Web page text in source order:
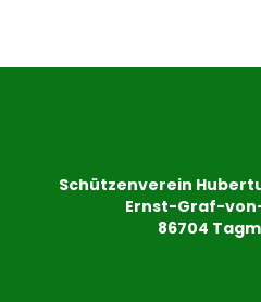
Schützenverein
Ernst-Graf-
86704